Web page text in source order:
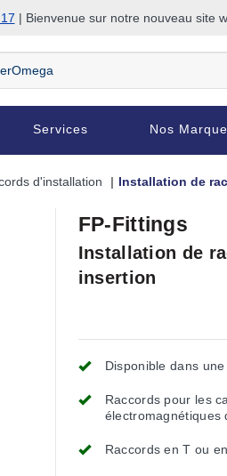
| Bienvenue sur notre nouveau site
Services Nos
d'installation Installation de
FP-Fittings
Installation de
insertion
Disponible dans
Raccords pour les
électromagnétiques
Raccords en T ou